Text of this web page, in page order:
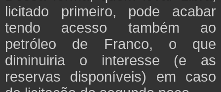
licitado primeiro, pode acabar
tendo acesso também ao
petróleo de Franco, o que
diminuiria o interesse (e as
reservas disponíveis) em caso